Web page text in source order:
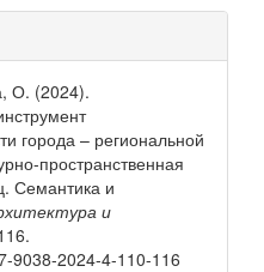
О. (2024).
города – региональной
пространственная
Семантика и
и
9038-2024-4-110-116